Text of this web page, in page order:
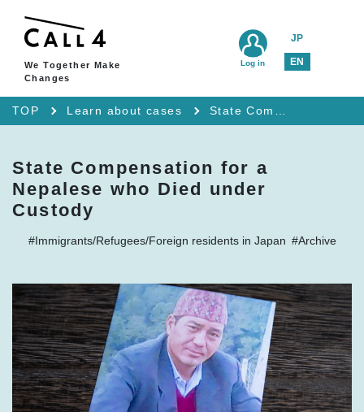
We Together Make
Changes
JP
EN
Log in
TOP Learn about cases
State Compensation for a
Nepalese who Died under
Custody
#Immigrants/Refugees/Foreign residents in Japan #Archive